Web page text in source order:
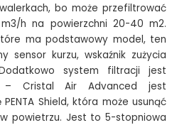
bo może przefiltrować
h na powierzchni 20-40 m2.
ma podstawowy model, ten
sensor kurzu, wskaźnik zużycia
system filtracji jest
– Cristal Air Advanced jest
Shield, która może usunąć
w powietrzu. Jest to 5-stopniowa